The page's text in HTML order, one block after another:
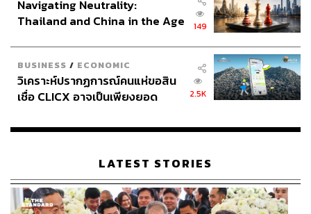
Navigating Neutrality:
Thailand and China in the Age
149
BUSINESS / ECONOMIC
วิเคราะห์ปรากฏการณ์คนแห่ขอสิน
เชื่อ CLICX อาจเป็นเพียงยอด
เรือนไทยที่ถูกซุกไว้
2.5K
LATEST STORIES